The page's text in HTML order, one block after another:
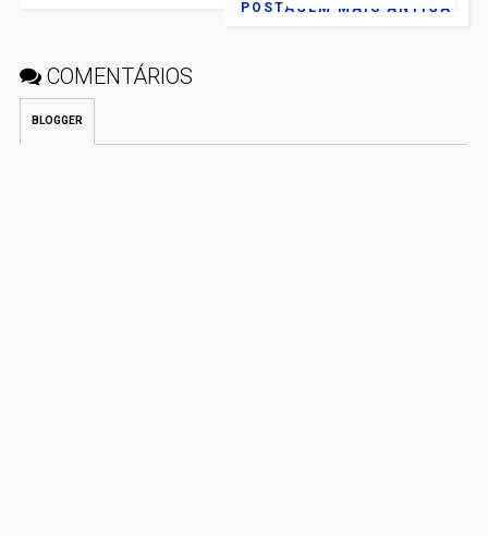
POSTAGEM MAIS ANTIGA
COMENTÁRIOS
BLOGGER